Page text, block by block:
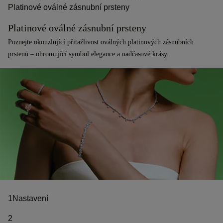
Platinové oválné zásnubní prsteny
Platinové oválné zásnubní prsteny
Poznejte okouzlující přitažlivost oválných platinových zásnubních
prstenů – ohromující symbol elegance a nadčasové krásy.
1Nastavení
2